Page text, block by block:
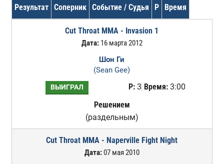
Результат Соперник Событие / Судья Р Время
Cut Throat MMA - Invasion 1
Дата:16 марта 2012
Шон Ги
(Sean Gee)
ВЫИГРАЛ Р:3 Время:3:00
Решением
(раздельным)
Cut Throat MMA - Naperville Fight Night
Дата:07 мая 2010